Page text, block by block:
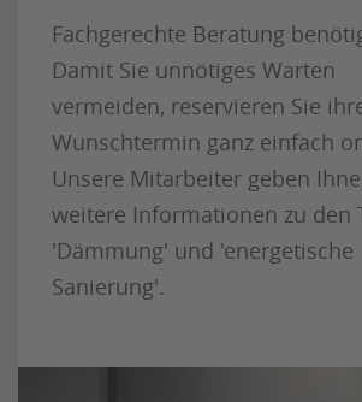
Fachgerechte Beratung
Damit Sie unnötiges Warten
vermeiden, reservieren Sie
Wunschtermin ganz einfach
Unsere Mitarbeiter geben
weitere Informationen zu den
'Dämmung' und 'energetische
Sanierung'.